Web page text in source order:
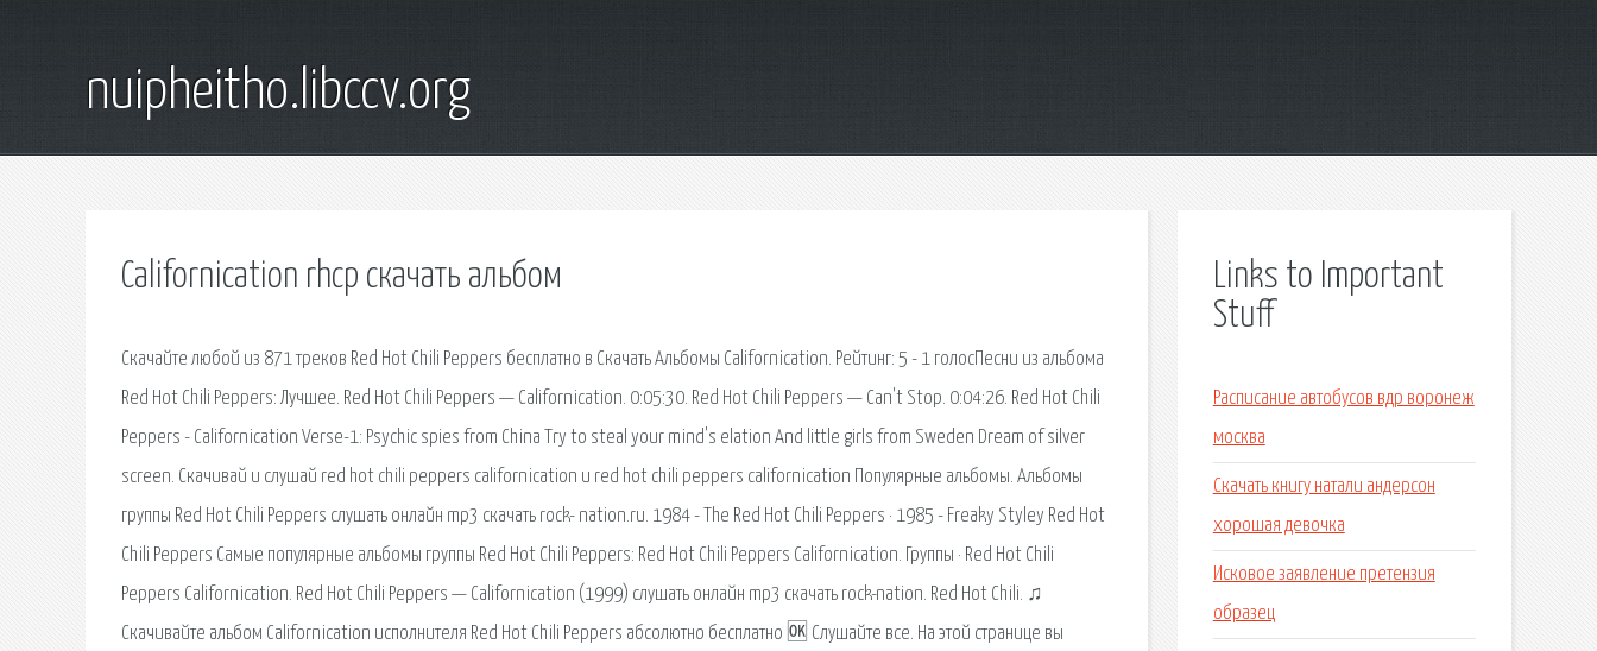
nuipheitho.libccv.org
Californication rhcp скачать альбом
Скачайте любой из 871 треков Red Hot Chili Peppers бесплатно в Скачать Альбомы Californication. Рейтинг: 5 - 1 голосПесни из альбома
Red Hot Chili Peppers: Лучшее. Red Hot Chili Peppers — Californication. 0:05:30. Red Hot Chili Peppers — Can't Stop. 0:04:26. Red Hot Chili
Peppers - Californication Verse-1: Psychic spies from China Try to steal your mind's elation And little girls from Sweden Dream of silver
screen. Скачивай и слушай red hot chili peppers californication и red hot chili peppers californication Популярные альбомы. Альбомы
группы Red Hot Chili Peppers слушать онлайн mp3 скачать rock- nation.ru. 1984 - The Red Hot Chili Peppers · 1985 - Freaky Styley Red Hot
Chili Peppers Самые популярные альбомы группы Red Hot Chili Peppers: Red Hot Chili Peppers Californication. Группы · Red Hot Chili
Peppers Californication. Red Hot Chili Peppers — Californication (1999) слушать онлайн mp3 скачать rock-nation. Red Hot Chili. ♫
Скачивайте альбом Californication исполнителя Red Hot Chili Peppers абсолютно бесплатно 🆗 Слушайте все. На этой странице вы
Links to Important
Stuff
Расписание автобусов вдр воронеж
москва
Скачать книгу натали андерсон
хорошая девочка
Исковое заявление претензия
образец